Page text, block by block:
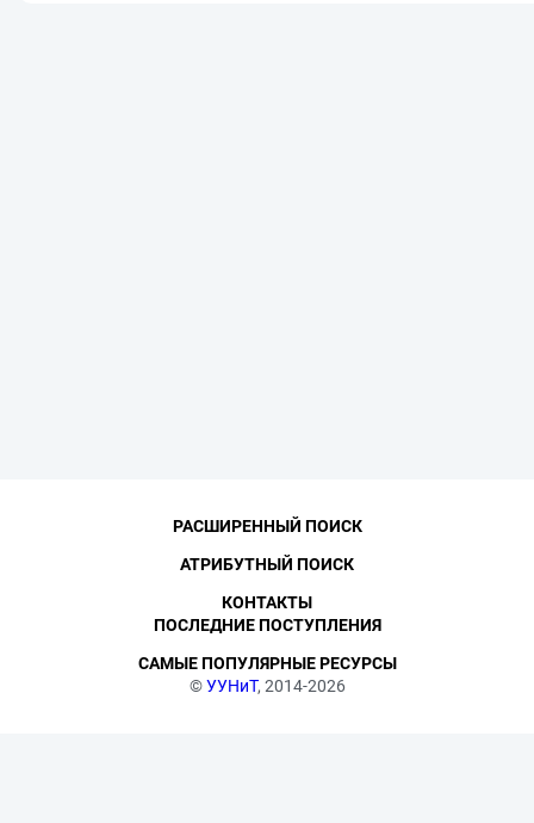
©УУНиТ, 2014-2026
РАСШИРЕННЫЙ ПОИСК
АТРИБУТНЫЙ ПОИСК
КОНТАКТЫ
ПОСЛЕДНИЕ ПОСТУПЛЕНИЯ
САМЫЕ ПОПУЛЯРНЫЕ РЕСУРСЫ